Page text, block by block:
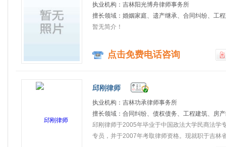
执业机构：吉林阳光博舟律师事务所
擅长领域：婚姻家庭、遗产继承、合同纠纷、工
暂无简介！
点击免费电话咨询
邱刚律师
执业机构：吉林功承律师事务所
擅长领域：合同纠纷、债权债务、工程建筑、房
邱刚律师于2005年毕业于中国政法大学民商法学
专员，并于2007年考取律师资格。现就职于吉林